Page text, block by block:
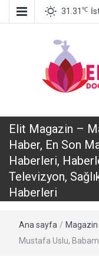
31.31 ℃
Elit Magazin –
Haber, En Son
Haberleri,
Televizyon,
Haberleri
Ana sayfa / Magazin
Mustafa Uslu,